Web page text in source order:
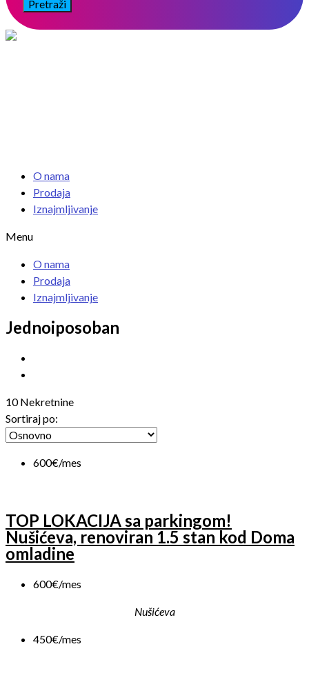
Pretraži
O nama
Prodaja
Iznajmljivanje
Menu
O nama
Prodaja
Iznajmljivanje
Jednoiposoban
10 Nekretnine
Sortiraj po:
600€/mes
TOP LOKACIJA sa parkingom!
Nušićeva, renoviran 1.5 stan kod Doma
omladine
600€/mes
Nušićeva
450€/mes